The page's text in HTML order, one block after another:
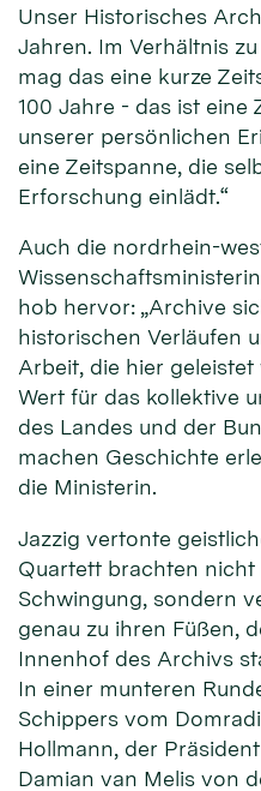
Unser Historisches
Jahren. Im Verhältnis
mag das eine kurze
100 Jahre - das ist eine
unserer persönlichen
eine Zeitspanne, die
Erforschung einlädt.“
Auch die nordrhein-
hob hervor: „Archive
historischen Verläufen
Arbeit, die hier
Wert für das kollektive
des Landes und der
machen Geschichte
die Ministerin.
Jazzig vertonte
Quartett brachten nicht
Schwingung, sondern
genau zu ihren Füßen,
Innenhof des Archivs
In einer munteren
Schippers vom
Hollmann, der
Damian van Melis von